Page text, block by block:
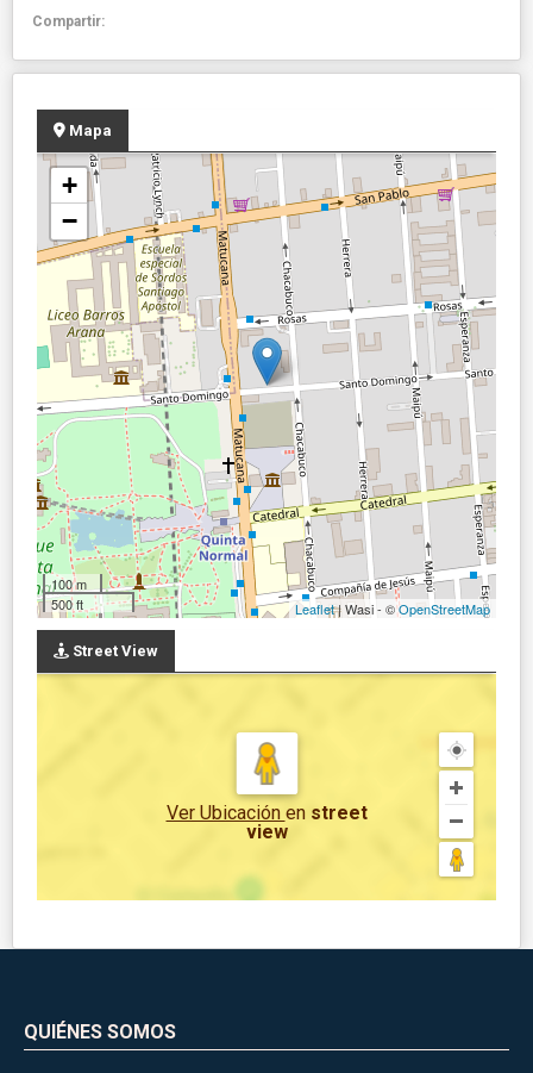
Compartir:
Mapa
+
−
100 m
500 ft
Leaflet| Wasi - ©OpenStreetMap
Street View
Ver Ubicación en street
view
QUIÉNES SOMOS